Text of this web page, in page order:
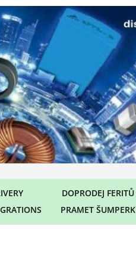
DOPRODEJ FERITŮ
PRAMET ŠUMPERK